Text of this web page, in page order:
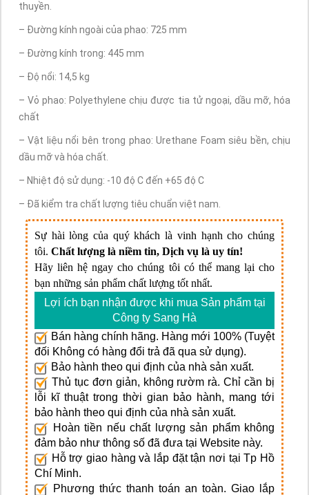
thuyền.
– Đường kính ngoài của phao: 725 mm
– Đường kính trong: 445 mm
– Độ nổi: 14,5 kg
– Vỏ phao: Polyethylene chịu được tia tử ngoại, dầu mỡ, hóa
chất
– Vật liệu nổi bên trong phao: Urethane Foam siêu bền, chịu
dầu mỡ và hóa chất.
– Nhiệt độ sử dụng: -10 độ C đến +65 độ C
– Đã kiểm tra chất lượng tiêu chuẩn việt nam.
Sự hài lòng của quý khách là vinh hạnh cho chúng
tôi. Chất lượng là niềm tin, Dịch vụ là uy tín!
Hãy liên hệ ngay cho chúng tôi có thể mang lại cho
bạn những sản phẩm chất lượng tốt nhất.
Lợi ích bạn nhận được khi mua Sản phẩm tại
Công ty Sang Hà
Bán hàng chính hãng. Hàng mới 100% (Tuyệt
đối Không có hàng đổi trả đã qua sử dụng).
Bảo hành theo qui định của nhà sản xuất.
Thủ tục đơn giản, không rườm rà. Chỉ cần bị
lỗi kĩ thuật trong thời gian bảo hành, mang tới
bảo hành theo qui định của nhà sản xuất.
Hoàn tiền nếu chất lượng sản phẩm không
đảm bảo như thông số đã đưa tại Website này.
Hỗ trợ giao hàng và lắp đặt tận nơi tại Tp Hồ
Chí Minh.
Phương thức thanh toán an toàn. Giao lắp